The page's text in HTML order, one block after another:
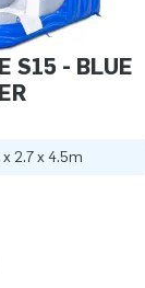
S15 - BLUE
x 2.7 x 4.5m